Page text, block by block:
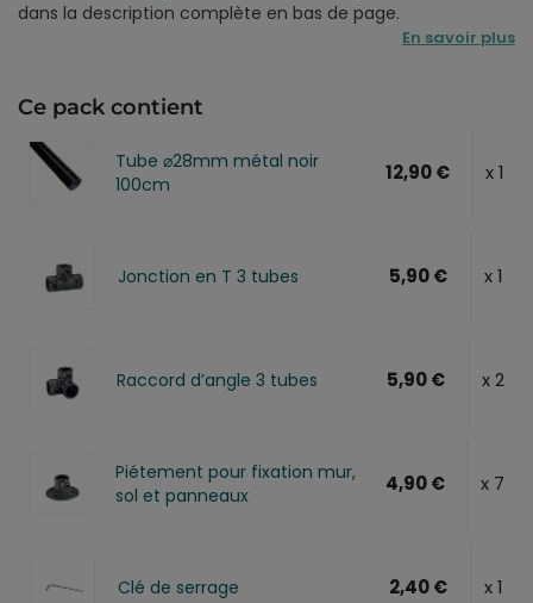
dans la description complète en bas de page.
En savoir plus
Ce pack contient
Tube ⌀28mm métal noir
100cm
12,90 € x 1
Jonction en T 3 tubes 5,90 € x 1
Raccord d’angle 3 tubes 5,90 € x 2
Piétement pour fixation mur,
sol et panneaux
4,90 € x 7
Clé de serrage 2,40 € x 1